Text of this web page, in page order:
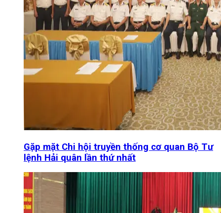
Gặp mặt Chi hội truyền thống cơ quan Bộ Tư
lệnh Hải quân lần thứ nhất